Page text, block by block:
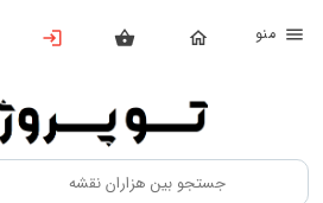
بستن
محصولات
تهیه
اشتراک